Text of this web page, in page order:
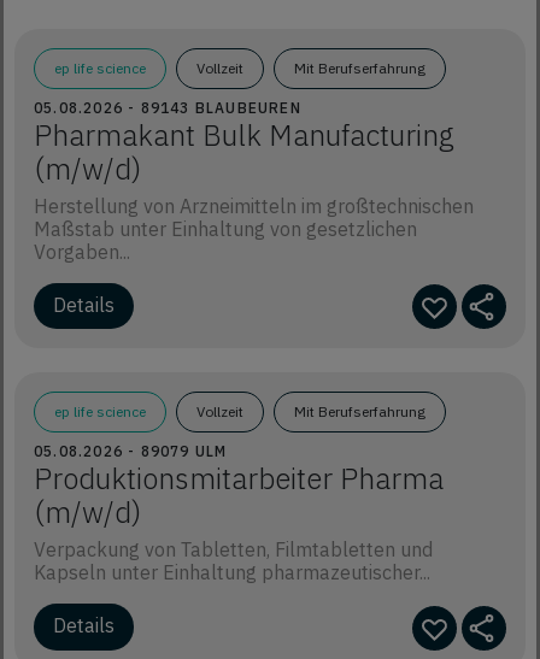
ep life science Vollzeit Mit Berufserfahrung
05.08.2026 - 89143 BLAUBEUREN
Pharmakant Bulk Manufacturing
(m/w/d)
Herstellung von Arzneimitteln im großtechnischen
Maßstab unter Einhaltung von gesetzlichen
Vorgaben...
Details
ep life science Vollzeit Mit Berufserfahrung
05.08.2026 - 89079 ULM
Produktionsmitarbeiter Pharma
(m/w/d)
Verpackung von Tabletten, Filmtabletten und
Kapseln unter Einhaltung pharmazeutischer...
Details